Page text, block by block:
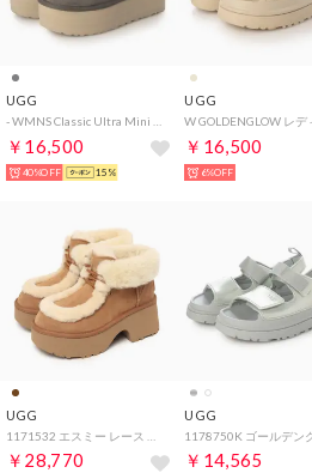
UGG
￥16,500
40%OFF 15%
UGG
￥16,500
6%OFF
UGG
￥28,770
UGG
￥14,565